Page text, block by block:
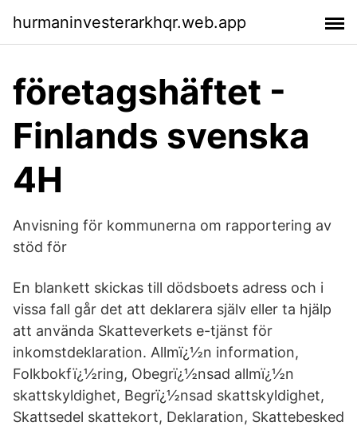
hurmaninvesterarkhqr.web.app
företagshäftet -
Finlands svenska
4H
Anvisning för kommunerna om rapportering av
stöd för
En blankett skickas till dödsboets adress och i
vissa fall går det att deklarera själv eller ta hjälp
att använda Skatteverkets e-tjänst för
inkomstdeklaration. Allmï¿½n information,
Folkbokfï¿½ring, Obegrï¿½nsad allmï¿½n
skattskyldighet, Begrï¿½nsad skattskyldighet,
Skattsedel skattekort, Deklaration, Skattebesked